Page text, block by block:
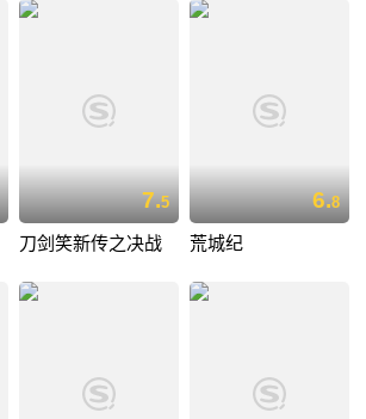
7.5
刀剑笑新传之决战
6.8
荒城纪